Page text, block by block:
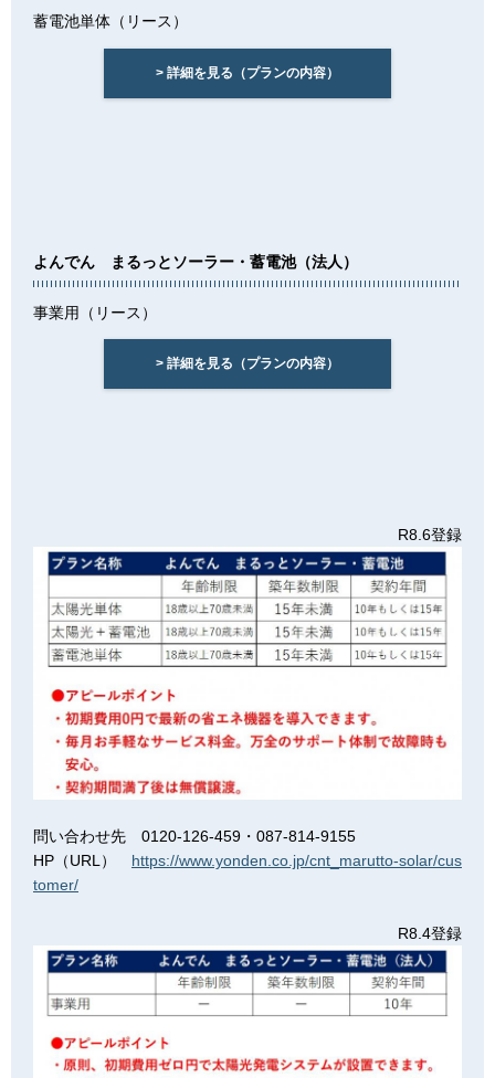
蓄電池単体（リース）
> 詳細を見る（プランの内容）
よんでん まるっとソーラー・蓄電池（法人）
事業用（リース）
> 詳細を見る（プランの内容）
R8.6登録
問い合わせ先 0120-126-459・087-814-9155
HP（URL） https://www.yonden.co.jp/cnt_marutto-solar/cus
tomer/
R8.4登録